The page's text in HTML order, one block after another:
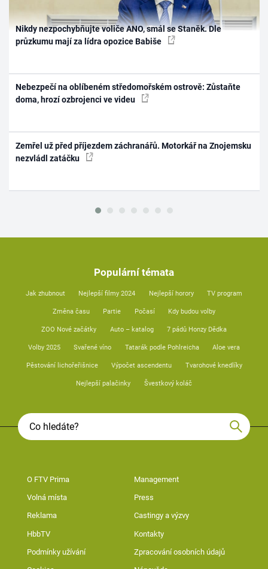
Nikdy nezpochybňujte voliče ANO, smál se Staněk. Dle
průzkumu mají za lídra opozice Babiše
Nebezpečí na oblíbeném středomořském ostrově: Zůstaňte
doma, hrozí ozbrojenci ve videu
Zemřel už před příjezdem záchranářů. Motorkář na Znojemsku
nezvládl zatáčku
Populární témata
Jak zhubnout Nejlepší filmy 2024 Nejlepší horory TV program
Změna času Partie Počasí Kdy budou volby
ZOO Nové začátky Auto – katalog 7 pádů Honzy Dědka
Volby 2025 Svařené víno Tatarák podle Pohlreicha Aloe vera
Pěstování lichořeřišnice Výpočet ascendentu Tvarohové knedlíky
Nejlepší palačinky Švestkový koláč
O FTV Prima Management
Volná místa Press
Reklama Castingy a výzvy
HbbTV Kontakty
Podmínky užívání Zpracování osobních údajů